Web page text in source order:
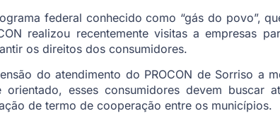
federal conhecido como “gás do povo”,
realizou recentemente visitas a empresas
os direitos dos consumidores.
do atendimento do PROCON de Sorriso a
esses consumidores devem buscar
de termo de cooperação entre os municípios.